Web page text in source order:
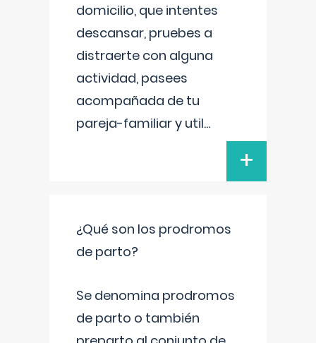
domicilio, que intentes
descansar, pruebes a
distraerte con alguna
actividad, pasees
acompañada de tu
pareja-familiar y util...
+
¿Qué son los prodromos
de parto?
Se denomina prodromos
de parto o también